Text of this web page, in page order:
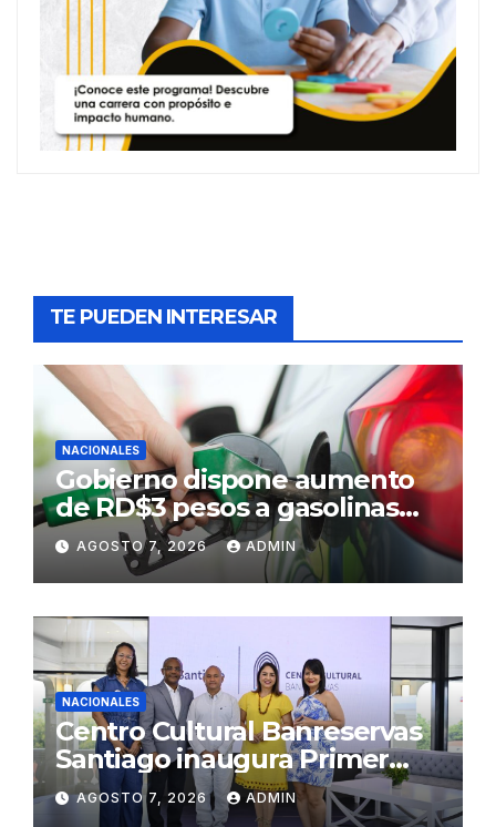
TE PUEDEN INTERESAR
NACIONALES
Gobierno dispone aumento
de RD$3 pesos a gasolinas
premium y regular
AGOSTO 7, 2026 ADMIN
NACIONALES
Centro Cultural Banreservas
Santiago inaugura Primer
Congreso de Artesanos de
Santiago
AGOSTO 7, 2026 ADMIN